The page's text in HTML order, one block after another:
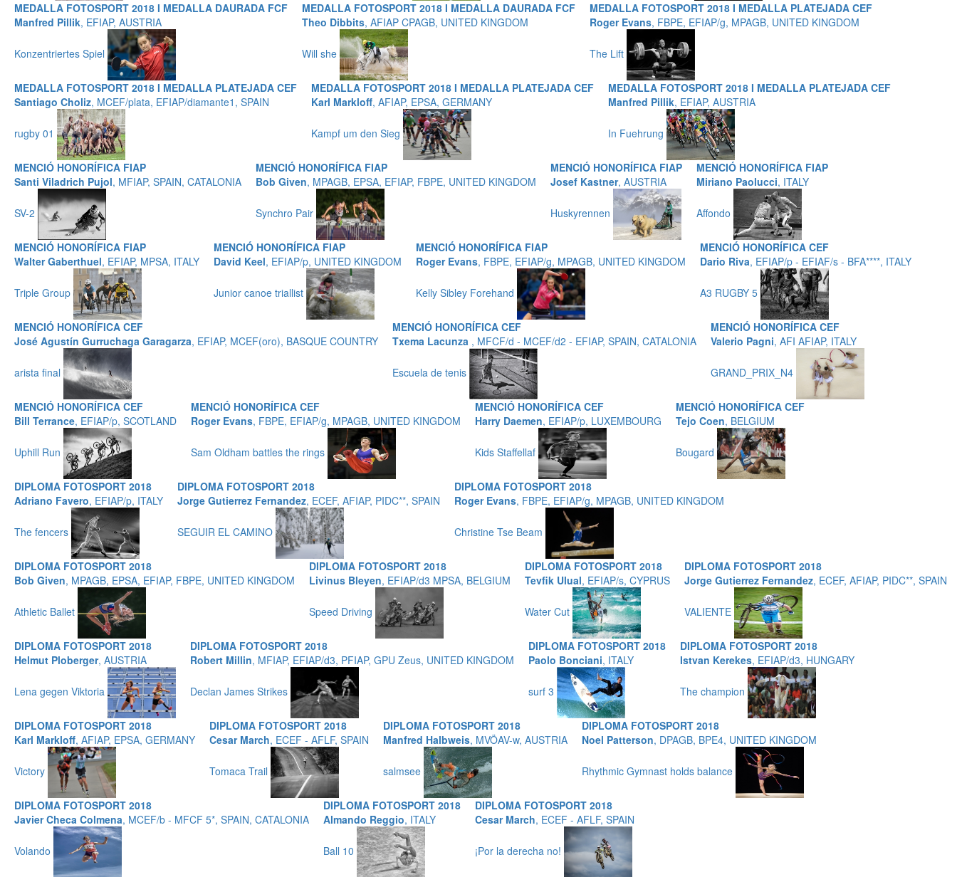
MEDALLA FOTOSPORT 2018 I MEDALLA DAURADA FCF
Manfred Pillik, EFIAP, AUSTRIA
Konzentriertes Spiel
MEDALLA FOTOSPORT 2018 I MEDALLA DAURADA FCF
Theo Dibbits, AFIAP CPAGB, UNITED KINGDOM
Will she
MEDALLA FOTOSPORT 2018 I MEDALLA PLATEJADA CEF
Roger Evans, FBPE, EFIAP/g, MPAGB, UNITED KINGDOM
The Lift
MEDALLA FOTOSPORT 2018 I MEDALLA PLATEJADA CEF
Santiago Choliz, MCEF/plata, EFIAP/diamante1, SPAIN
rugby 01
MEDALLA FOTOSPORT 2018 I MEDALLA PLATEJADA CEF
Karl Markloff, AFIAP, EPSA, GERMANY
Kampf um den Sieg
MEDALLA FOTOSPORT 2018 I MEDALLA PLATEJADA CEF
Manfred Pillik, EFIAP, AUSTRIA
In Fuehrung
MENCIÓ HONORÍFICA FIAP
Santi Viladrich Pujol, MFIAP, SPAIN, CATALONIA
SV-2
MENCIÓ HONORÍFICA FIAP
Bob Given, MPAGB, EPSA, EFIAP, FBPE, UNITED KINGDOM
Synchro Pair
MENCIÓ HONORÍFICA FIAP
Josef Kastner, AUSTRIA
Huskyrennen
MENCIÓ HONORÍFICA FIAP
Miriano Paolucci, ITALY
Affondo
MENCIÓ HONORÍFICA FIAP
Walter Gaberthuel, EFIAP, MPSA, ITALY
Triple Group
MENCIÓ HONORÍFICA FIAP
David Keel, EFIAP/p, UNITED KINGDOM
Junior canoe triallist
MENCIÓ HONORÍFICA FIAP
Roger Evans, FBPE, EFIAP/g, MPAGB, UNITED KINGDOM
Kelly Sibley Forehand
MENCIÓ HONORÍFICA CEF
Dario Riva, EFIAP/p - EFIAF/s - BFA****, ITALY
A3 RUGBY 5
MENCIÓ HONORÍFICA CEF
José Agustín Gurruchaga Garagarza, EFIAP, MCEF(oro), BASQUE COUNTRY
arista final
MENCIÓ HONORÍFICA CEF
Txema Lacunza , MFCF/d - MCEF/d2 - EFIAP, SPAIN, CATALONIA
Escuela de tenis
MENCIÓ HONORÍFICA CEF
Valerio Pagni, AFI AFIAP, ITALY
GRAND_PRIX_N4
MENCIÓ HONORÍFICA CEF
Bill Terrance, EFIAP/p, SCOTLAND
Uphill Run
MENCIÓ HONORÍFICA CEF
Roger Evans, FBPE, EFIAP/g, MPAGB, UNITED KINGDOM
Sam Oldham battles the rings
MENCIÓ HONORÍFICA CEF
Harry Daemen, EFIAP/p, LUXEMBOURG
Kids Staffellaf
MENCIÓ HONORÍFICA CEF
Tejo Coen, BELGIUM
Bougard
DIPLOMA FOTOSPORT 2018
Adriano Favero, EFIAP/p, ITALY
The fencers
DIPLOMA FOTOSPORT 2018
Jorge Gutierrez Fernandez, ECEF, AFIAP, PIDC**, SPAIN
SEGUIR EL CAMINO
DIPLOMA FOTOSPORT 2018
Roger Evans, FBPE, EFIAP/g, MPAGB, UNITED KINGDOM
Christine Tse Beam
DIPLOMA FOTOSPORT 2018
Bob Given, MPAGB, EPSA, EFIAP, FBPE, UNITED KINGDOM
Athletic Ballet
DIPLOMA FOTOSPORT 2018
Livinus Bleyen, EFIAP/d3 MPSA, BELGIUM
Speed Driving
DIPLOMA FOTOSPORT 2018
Tevfik Ulual, EFIAP/s, CYPRUS
Water Cut
DIPLOMA FOTOSPORT 2018
Jorge Gutierrez Fernandez, ECEF, AFIAP, PIDC**, SPAIN
VALIENTE
DIPLOMA FOTOSPORT 2018
Helmut Ploberger, AUSTRIA
Lena gegen Viktoria
DIPLOMA FOTOSPORT 2018
Robert Millin, MFIAP, EFIAP/d3, PFIAP, GPU Zeus, UNITED KINGDOM
Declan James Strikes
DIPLOMA FOTOSPORT 2018
Paolo Bonciani, ITALY
surf 3
DIPLOMA FOTOSPORT 2018
Istvan Kerekes, EFIAP/d3, HUNGARY
The champion
DIPLOMA FOTOSPORT 2018
Karl Markloff, AFIAP, EPSA, GERMANY
Victory
DIPLOMA FOTOSPORT 2018
Cesar March, ECEF - AFLF, SPAIN
Tomaca Trail
DIPLOMA FOTOSPORT 2018
Manfred Halbweis, MVÖAV-w, AUSTRIA
salmsee
DIPLOMA FOTOSPORT 2018
Noel Patterson, DPAGB, BPE4, UNITED KINGDOM
Rhythmic Gymnast holds balance
DIPLOMA FOTOSPORT 2018
Javier Checa Colmena, MCEF/b - MFCF 5*, SPAIN, CATALONIA
Volando
DIPLOMA FOTOSPORT 2018
Almando Reggio, ITALY
Ball 10
DIPLOMA FOTOSPORT 2018
Cesar March, ECEF - AFLF, SPAIN
¡Por la derecha no!